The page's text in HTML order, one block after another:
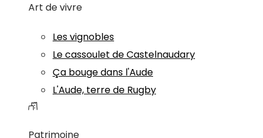
Art de vivre
Les vignobles
Le cassoulet de Castelnaudary
Ça bouge dans l'Aude
L'Aude, terre de Rugby
Patrimoine